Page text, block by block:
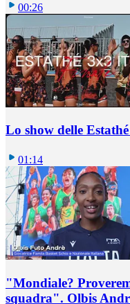
00:26
Lo show delle
01:14
"Mondiale?
squadra". Olbis